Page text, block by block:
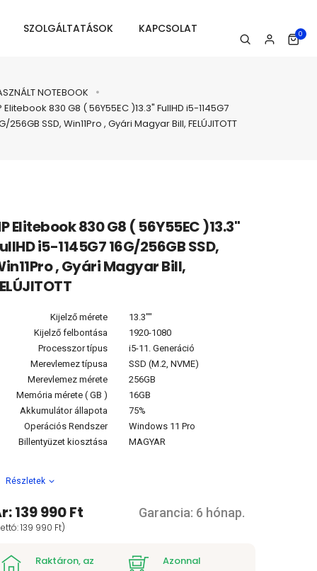
SZOLGÁLTATÁSOK KAPCSOLAT 0
NOTEBOOK
Elitebook 830 G8 ( 56Y55EC )13.3" FullHD i5-1145G7
256GB SSD, Win11Pro , Gyári Magyar Bill, FELÚJITOTT
Elitebook 830 G8 ( 56Y55EC )13.3"
i5-1145G7 16G/256GB SSD,
, Gyári Magyar Bill,
Kijelző mérete
13.3""
Kijelző felbontása
1920-1080
Processzor típus
i5-11. Generáció
Merevlemez típusa
SSD (M.2, NVME)
Merevlemez mérete
256GB
Memória mérete ( GB )
16GB
Akkumulátor állapota
75%
Operációs Rendszer
Windows 11 Pro
Billentyüzet kiosztása
MAGYAR
Részletek
139 990 Ft
139 990 Ft)
Garancia: 6 hónap.
Raktáron, az
Azonnal